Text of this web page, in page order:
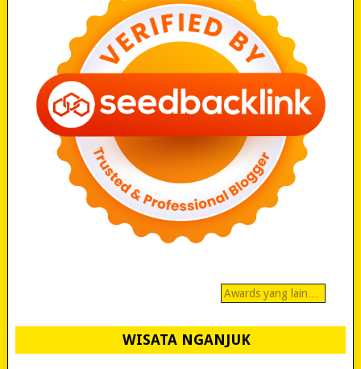
Awards yang lain…
WISATA NGANJUK